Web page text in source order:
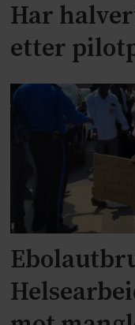
Har
etter